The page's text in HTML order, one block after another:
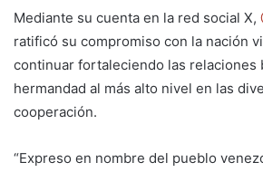
Mediante su cuenta en la red social X,
ratificó su compromiso con la nación
continuar fortaleciendo las relaciones
hermandad al más alto nivel en las
cooperación.
“Expreso en nombre del pueblo